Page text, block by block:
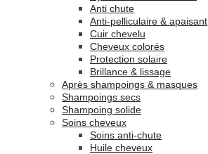
Anti chute
Anti-pelliculaire & apaisant
Cuir chevelu
Cheveux colorés
Protection solaire
Brillance & lissage
Après shampoings & masques
Shampoings secs
Shampoing solide
Soins cheveux
Soins anti-chute
Huile cheveux